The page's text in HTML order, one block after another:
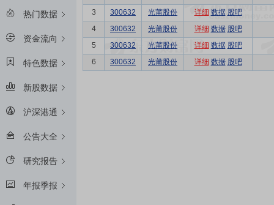
热门数据
资金流向
特色数据
新股数据
沪深港通
公告大全
研究报告
年报季报
3
300632 光莆股份 详细 数据 股吧
4
300632 光莆股份 详细 数据 股吧
5
300632 光莆股份 详细 数据 股吧
6
300632 光莆股份 详细 数据 股吧